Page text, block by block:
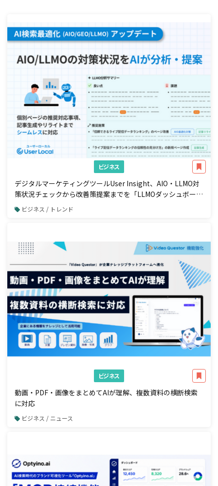
ビジネス
デジタルマーケティングツールUser Insight、AIO・LLMO対
策状況チェックから改善策提案までを「LLMOダッシュボー
ド」で一元管理
ビジネス / トレンド
ビジネス
動画・PDF・画像をまとめてAIが理解、複数資料の横断検索
に対応
ビジネス / ニュース